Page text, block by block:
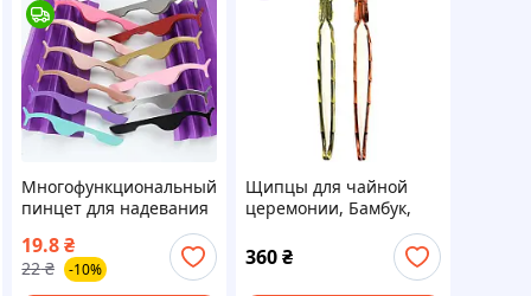
Многофункциональный
пинцет для надевания
ресниц металлический
19.8₴
22 ₴ -10%
Щипцы для чайной
церемонии, Бамбук,
металлический пинцет
Ча Цзюй для пиал,
выбор цвета
360₴